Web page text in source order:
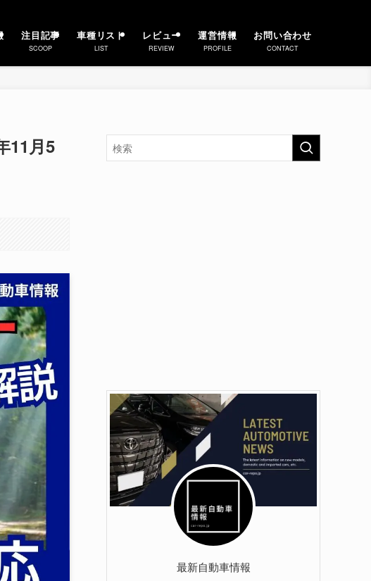
注目記事
SCOOP
車種リスト
LIST
レビュー
REVIEW
運営情報
PROFILE
お問い合わせ
CONTACT
11月5
最新自動車情報